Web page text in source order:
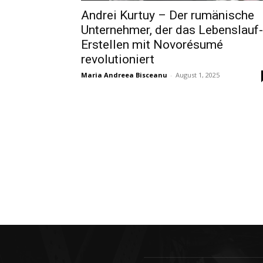
Andrei Kurtuy – Der rumänische
Unternehmer, der das Lebenslauf-
Erstellen mit Novorésumé
revolutioniert
Maria Andreea Bisceanu - August 1, 2025